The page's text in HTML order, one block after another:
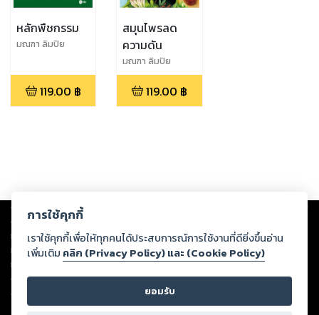
หลักพืชกรรม
มณฑา ลิมปิย
119.00 ฿
สมุนไพรลด
ความดัน
มณฑา ลิมปิย
ประพันธ์
119.00 ฿
Copyright © 2026
ต่อผลงานหรือเนื้อหาใดที่อัปโหลดผ่านเว็บไซต์และปรากฏว่าละเมิดสิทธิใน
ทรัพย์สินทางปัญญาของบุคคลอื่นหรือขัดต่อกฎหมายและศีลธรรม ดังนั้น ผู้อ่าน
ทุกท่านโปรดใช้วิจารณญาณในการกลั่นกรองด้วยตนเอง และหากท่านพบว่าส่วน
หนึ่งส่วนใดขัดต่อกฎหมายและศีลธรรม กรุณาแจ้งมายังบริษัท เพื่อทีมงานจะได้
ดำเนินการในทันที ทั้งนี้ ทางสตอรี่ล็อกขอสงวนลิขสิทธิ์ตามพระราชบัญญัติ
ลิขสิทธิ์ พ.ศ. 2537 (ฉบับล่าสุด)
การใช้คุกกี้
เราใช้คุกกี้เพื่อให้ทุกคนได้ประสบการณ์การใช้งานที่ดียิ่งขึ้นอ่าน
เพิ่มเติม คลิก (Privacy Policy) และ (Cookie Policy)
ยอมรับ